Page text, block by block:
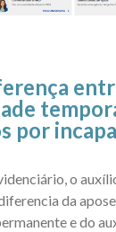
por
o
da
e do